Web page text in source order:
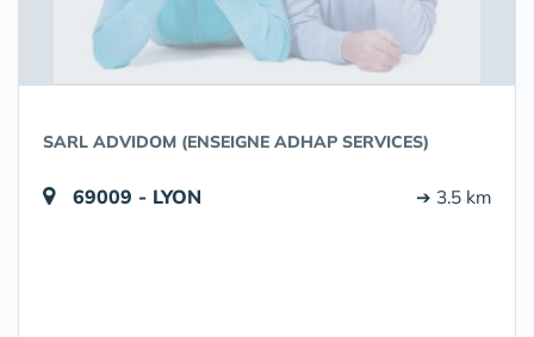
SARL ADVIDOM (ENSEIGNE ADHAP SERVICES)
69009 - LYON ➔ 3.5 km